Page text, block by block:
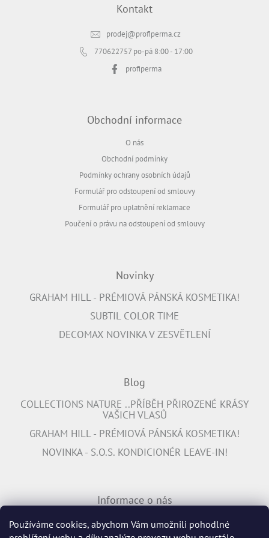
Používáme cookies, abychom Vám umožnili pohodlné
Kontakt
prodej@profiperma.cz
770622757 po-pá 8:00 - 17:00
profiperma
Obchodní informace
O nás
Obchodní podmínky
Podmínky ochrany osobních údajů
Formulář pro odstoupení od smlouvy
Formulář pro uplatnění reklamace
Poučení o právu na odstoupení od smlouvy
Novinky
GRAHAM HILL - PRÉMIOVÁ PÁNSKÁ KOSMETIKA!
SUBTIL COLOR TIME
DECOMAX NOVINKA V ZESVĚTLENÍ
Blog
COLLECTIONS NATURE ..PŘÍBĚH PŘIROZENÉ KRÁSY
VAŠICH VLASŮ
GRAHAM HILL - PRÉMIOVÁ PÁNSKÁ KOSMETIKA!
NOVINKA - S.O.S. KONDICIONÉR LEAVE-IN!
Informace o nás
PŘIPOJTE SE K NÁM